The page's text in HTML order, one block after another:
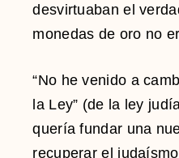
desvirtuaban el
monedas de oro no
“No he venido a
la Ley” (de la ley
quería fundar una
recuperar el